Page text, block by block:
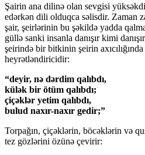
Şairin ana dilinə olan sevgisi
edərkən dili olduqca səlisdir. Zaman
şair, şeirlərinin bu şəkildə yadda
güllə sanki insanla danışır kimi
şeirində bir bitkinin şeirin
heyrətləndiricidir:
“deyir, nə dərdim qalıbdı,
külək bir ötüm qalıbdı;
çiçəklər yetim qalıbdı,
bulud naxır-naxır gedir;”
Torpağın, çiçəklərin, böcəklərin və
tez gözlərini özünə çevirir: